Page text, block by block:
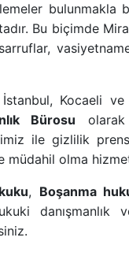
Bu biçimde
,
İstanbul, Kocaeli
Bürosu olarak
ile gizlilik
müdahil olma
, Boşanma
danışmanlık